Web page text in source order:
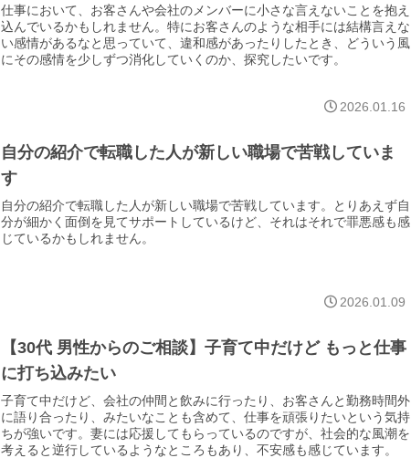
仕事において、お客さんや会社のメンバーに小さな言えないことを抱え
込んでいるかもしれません。特にお客さんのような相手には結構言えな
い感情があるなと思っていて、違和感があったりしたとき、どういう風
にその感情を少しずつ消化していくのか、探究したいです。
2026.01.16
自分の紹介で転職した人が新しい職場で苦戦していま
す
自分の紹介で転職した人が新しい職場で苦戦しています。とりあえず自
分が細かく面倒を見てサポートしているけど、それはそれで罪悪感も感
じているかもしれません。
2026.01.09
【30代 男性からのご相談】子育て中だけど もっと仕事
に打ち込みたい
子育て中だけど、会社の仲間と飲みに行ったり、お客さんと勤務時間外
に語り合ったり、みたいなことも含めて、仕事を頑張りたいという気持
ちが強いです。妻には応援してもらっているのですが、社会的な風潮を
考えると逆行しているようなところもあり、不安感も感じています。